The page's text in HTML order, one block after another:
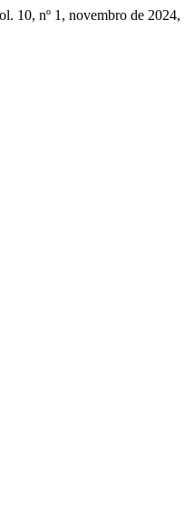
10, nº 1, novembro de 2024,